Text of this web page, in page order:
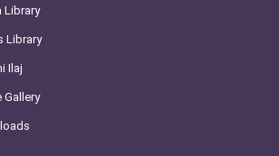
Library
Library
Ilaj
Gallery